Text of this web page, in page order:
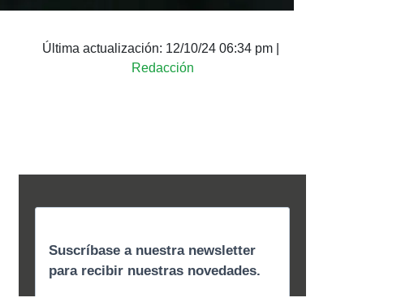
Última actualización: 12/10/24 06:34 pm
Redacción